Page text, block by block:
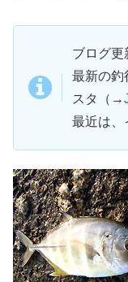
ブログ更
最新の
スタ（→
最近は、